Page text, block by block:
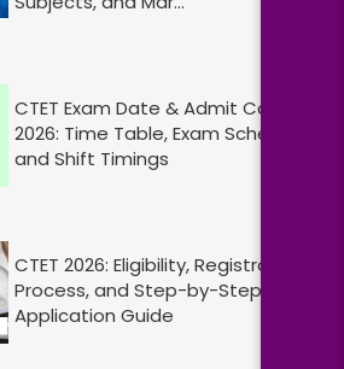
CTET Exam Date & Admit Card
2026: Time Table, Exam Schedule,
and Shift Timings
CTET 2026: Eligibility, Registration
Process, and Step-by-Step
Application Guide